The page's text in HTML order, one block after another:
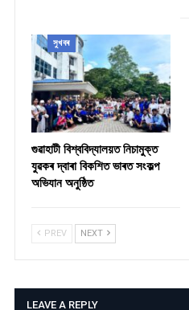
সুখবৰ
গুৱাহাটী বিশ্ববিদ্যালয়ত নিচামুক্ত
যুৱকৰ দ্বাৰা বিকশিত ভাৰত সংকল্প
অভিযান অনুষ্ঠিত
PREV NEXT
LEAVE A REPLY